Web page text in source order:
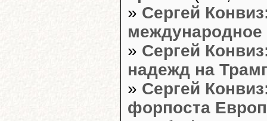
» Сергей
международное
» Сергей
надежд на
» Сергей
форпоста